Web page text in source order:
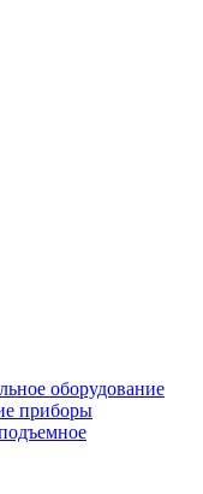
оборудование
приборы